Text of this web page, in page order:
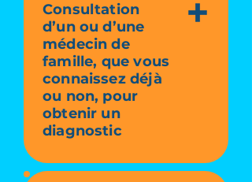
Consultation
d’un ou d’une
médecin de
famille, que vous
connaissez déjà
ou non, pour
obtenir un
diagnostic